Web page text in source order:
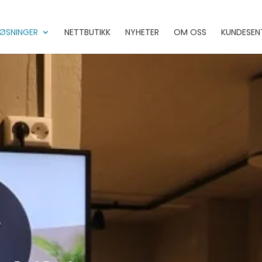
NETTBUTIKK NYHETER OM OSS